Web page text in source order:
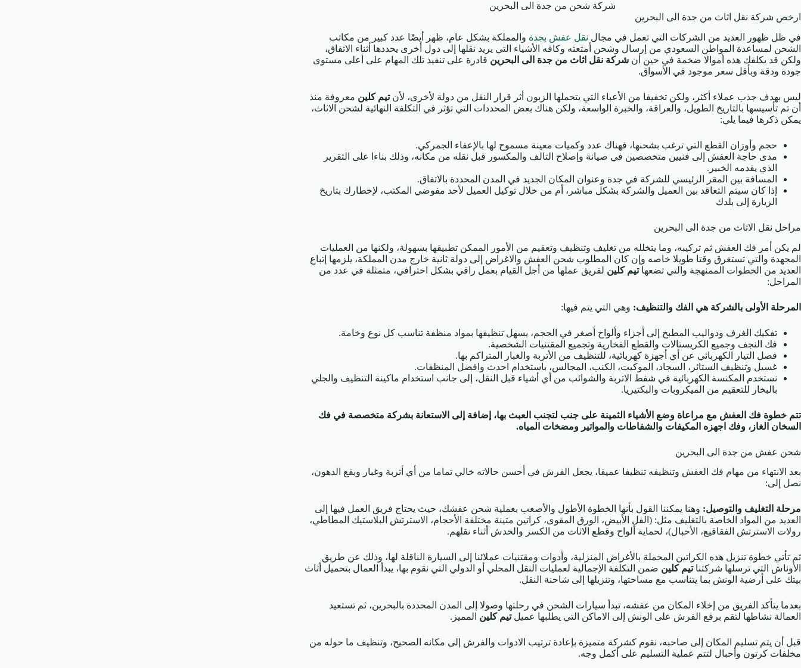
شركة شحن من جدة الى البحرين
ارخص شركة نقل اثاث من جدة الى البحرين
في ظل ظهور العديد من الشركات التي تعمل في مجال نقل عفش بجدة والمملكة بشكل عام، ظهر أيضًا عدد كبير من مكاتب
الشحن لمساعدة المواطن السعودي من إرسال وشحن أمتعته وكافه الأشياء التي يريد نقلها إلى دول أخرى يحددها أثناء الاتفاق،
ولكن قد يكلفك هذه أموالا ضخمة في حين أن شركة نقل اثاث من جدة الى البحرين قادرة على تنفيذ تلك المهام على أعلى مستوى
جودة ودقة وبأقل سعر موجود في الأسواق.
ليس بهدف جذب عملاء أكثر، ولكن تخفيفا من الأعباء التي يتحملها الزبون أثر قرار النقل من دولة لأخرى، لأنتيم كلين معروفة منذ
أن تم تأسيسها بالتاريخ الطويل، والعراقة، والخبرة الواسعة، ولكن هناك بعض المحددات التي تؤثر في التكلفة النهائية لشحن الاثاث،
يمكن ذكرها فيما يلي:
حجم وأوزان القطع التي ترغب بشحنها، فهناك عدد وكميات معينة مسموح لها بالإعفاء الجمركي.
مدى حاجة العفش إلى فنيين متخصصين في صيانة وإصلاح التالف والمكسور قبل نقله من مكانه، وذلك بناءا على التقرير
الذي يقدمه الخبير.
المسافة بين المقر الرئيسي للشركة في جدة وعنوان المكان الجديد في المدن المحددة بالاتفاق.
إذا كان سيتم التعاقد بين العميل والشركة بشكل مباشر، أم من خلال توكيل العميل لأحد مفوضي المكتب، لإخطارك بتاريخ
الزيارة إلى بلدك
مراحل نقل الاثاث من جدة الى البحرين
لم يكن أمر فك العفش ثم تركيبه، وما يتخلله من تغليف وتنظيف وتعقيم من الأمور الممكن تطبيقها بسهولة، ولكنها من العمليات
المجهدة والتي تستغرق وقتا طويلا خاصه وإن كان المطلوب شحن العفش والاغراض إلى دولة ثانية خارج مدن المملكة، يلزمها إتباع
العديد من الخطوات الممنهجة والتي تضعهاتيم كلين لفريق عملها من أجل القيام بعمل راقي بشكل احترافي، متمثلة في عدد من
المراحل:
المرحلة الأولى بالشركة هي الفك والتنظيف: وهي التي يتم فيها:
تفكيك الغرف ودواليب المطبخ إلى أجزاء وألواح أصغر في الحجم، يسهل تنظيفها بمواد منظفة تناسب كل نوع وخامة.
فك النجف وجميع الكريستالات والقطع الفخارية وتجميع المقتنيات الشخصية.
فصل التيار الكهربائي عن أي أجهزة كهربائية، للتنظيف من الأتربة والغبار المتراكم بها.
غسيل وتنظيف الستائر، السجاد، الموكيت، الكنب، المجالس، باستخدام احدث وافضل المنظفات.
نستخدم المكنسة الكهربائية في شفط الاتربة والشوائب من أي أشياء قبل النقل، إلى جانب استخدام ماكينة التنظيف والجلي
بالبخار للتعقيم من الميكروبات والبكتيريا.
تتم خطوة فك العفش مع مراعاة وضع الأشياء الثمينة على جنب لتجنب العبث بها، إضافة إلى الاستعانة بشركة متخصصة في فك
السخان الغاز، وفك اجهزه المكيفات والشفاطات والمواتير ومضخات المياه.
شحن عفش من جدة الى البحرين
بعد الانتهاء من مهام فك العفش وتنظيفه تنظيفا عميقا، يجعل الفرش في أحسن حالاته خالي تماما من أي أتربة وغبار وبقع الدهون،
نصل إلى:
مرحلة التغليف والتوصيل: وهنا يمكننا القول بأنها الخطوة الأطول والأصعب بعملية شحن عفشك، حيث يحتاج فريق العمل فيها إلى
العديد من المواد الخاصة بالتغليف مثل: (الفل الأبيض، الورق المقوى، كراتين متينة مختلفة الأحجام، الاسترتش البلاستيك المطاطي،
رولات الاسترتش الفقاقيع، الأحبال)، لحماية ألواح وقطع الاثاث من الكسر والخدش أثناء نقلهم.
ثم تأتي خطوة تنزيل هذه الكراتين المحملة بالأغراض المنزلية، وأدوات ومقتنيات عملائنا إلى السيارة الناقلة لها، وذلك عن طريق
الأوناش التي ترسلها شركتناتيم كلين ضمن التكلفة الإجمالية لعمليات النقل المحلي أو الدولي التي نقوم بها، يبدأ العمال بتحميل أثاث
بيتك على أرضية الونش بما يتناسب مع مساحتها، وتنزيلها إلى شاحنة النقل.
بعدما يتأكد الفريق من إخلاء المكان من عفشه، تبدأ سيارات الشحن في رحلتها وصولا إلى المدن المحددة بالبحرين، ثم تستعيد
العمالة نشاطها لتقم برفع الفرش على الونش إلى الاماكن التي يطلبها عميلتيم كلين المميز.
قبل أن يتم تسليم المكان إلى صاحبه، نقوم كشركة متميزة بإعادة ترتيب الادوات والفرش إلى مكانه الصحيح، وتنظيف ما حوله من
مخلفات كرتون وأحبال لتتم عملية التسليم على أكمل وجه.